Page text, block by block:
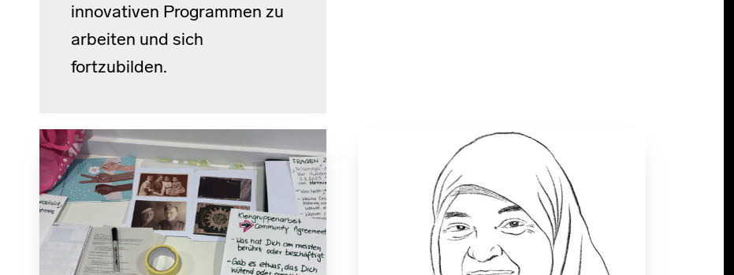
innovativen Programmen zu
arbeiten und sich
fortzubilden.